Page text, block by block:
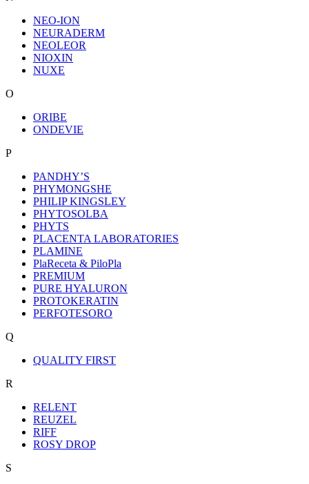
NEO-ION
NEURADERM
NEOLEOR
NIOXIN
NUXE
O
ORIBE
ONDEVIE
P
PANDHY’S
PHYMONGSHE
PHILIP KINGSLEY
PHYTOSOLBA
PHYTS
PLACENTA LABORATORIES
PLAMINE
PlaReceta & PiloPla
PREMIUM
PURE HYALURON
PROTOKERATIN
PERFOTESORO
Q
QUALITY FIRST
R
RELENT
REUZEL
RIFF
ROSY DROP
S